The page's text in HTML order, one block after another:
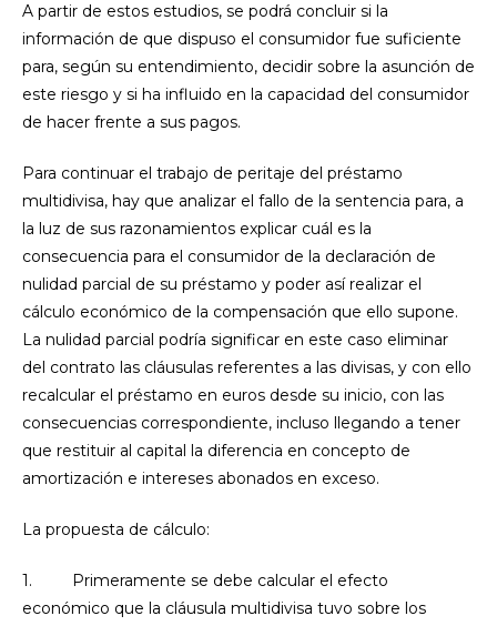
A partir de estos estudios, se podrá concluir si la
información de que dispuso el consumidor fue suficiente
para, según su entendimiento, decidir sobre la asunción de
este riesgo y si ha influido en la capacidad del consumidor
de hacer frente a sus pagos.
Para continuar el trabajo de peritaje del préstamo
multidivisa, hay que analizar el fallo de la sentencia para, a
la luz de sus razonamientos explicar cuál es la
consecuencia para el consumidor de la declaración de
nulidad parcial de su préstamo y poder así realizar el
cálculo económico de la compensación que ello supone.
La nulidad parcial podría significar en este caso eliminar
del contrato las cláusulas referentes a las divisas, y con ello
recalcular el préstamo en euros desde su inicio, con las
consecuencias correspondiente, incluso llegando a tener
que restituir al capital la diferencia en concepto de
amortización e intereses abonados en exceso.
La propuesta de cálculo:
1. Primeramente se debe calcular el efecto
económico que la cláusula multidivisa tuvo sobre los